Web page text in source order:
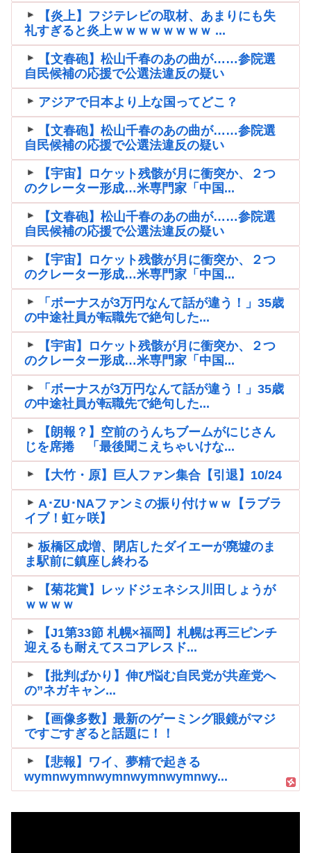
【炎上】フジテレビの取材、あまりにも失
礼すぎると炎上ｗｗｗｗｗｗｗｗ ...
【文春砲】松山千春のあの曲が……参院選
自民候補の応援で公選法違反の疑い
アジアで日本より上な国ってどこ？
【文春砲】松山千春のあの曲が……参院選
自民候補の応援で公選法違反の疑い
【宇宙】ロケット残骸が月に衝突か、２つ
のクレーター形成…米専門家「中国...
【文春砲】松山千春のあの曲が……参院選
自民候補の応援で公選法違反の疑い
【宇宙】ロケット残骸が月に衝突か、２つ
のクレーター形成…米専門家「中国...
「ボーナスが3万円なんて話が違う！」35歳
の中途社員が転職先で絶句した...
【宇宙】ロケット残骸が月に衝突か、２つ
のクレーター形成…米専門家「中国...
「ボーナスが3万円なんて話が違う！」35歳
の中途社員が転職先で絶句した...
【朗報？】空前のうんちブームがにじさん
じを席捲 「最後聞こえちゃいけな...
【大竹・原】巨人ファン集合【引退】10/24
A･ZU･NAファンミの振り付けｗｗ【ラブラ
イブ！虹ヶ咲】
板橋区成増、閉店したダイエーが廃墟のま
ま駅前に鎮座し終わる
【菊花賞】レッドジェネシス川田しょうが
ｗｗｗｗ
【J1第33節 札幌×福岡】札幌は再三ピンチ
迎えるも耐えてスコアレスド...
【批判ばかり】伸び悩む自民党が共産党へ
の”ネガキャン...
【画像多数】最新のゲーミング眼鏡がマジ
ですごすぎると話題に！！
【悲報】ワイ、夢精で起きる
wymnwymnwymnwymnwymnwy...